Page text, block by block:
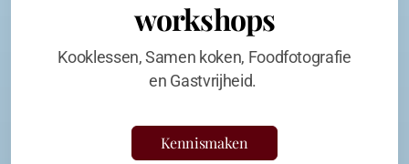
workshops
Kooklessen, Samen koken, Foodfotografie
en Gastvrijheid.
Kennismaken